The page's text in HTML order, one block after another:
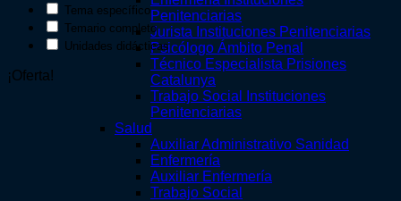
Penitenciarias
Jurista Instituciones Penitenciarias
Psicólogo Ámbito Penal
Técnico Especialista Prisiones
Catalunya
Trabajo Social Instituciones
Penitenciarias
Salud
Auxiliar Administrativo Sanidad
Enfermería
Auxiliar Enfermería
Trabajo Social
Tema específico
Temario completo
Unidades didácticas
¡Oferta!